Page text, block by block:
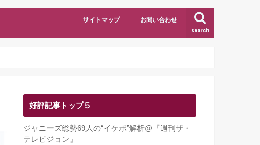
search
サイトマップ お問い合わせ
好評記事トップ５
ジャニーズ総勢69人の“イケボ”解析@『週刊ザ・
テレビジョン』